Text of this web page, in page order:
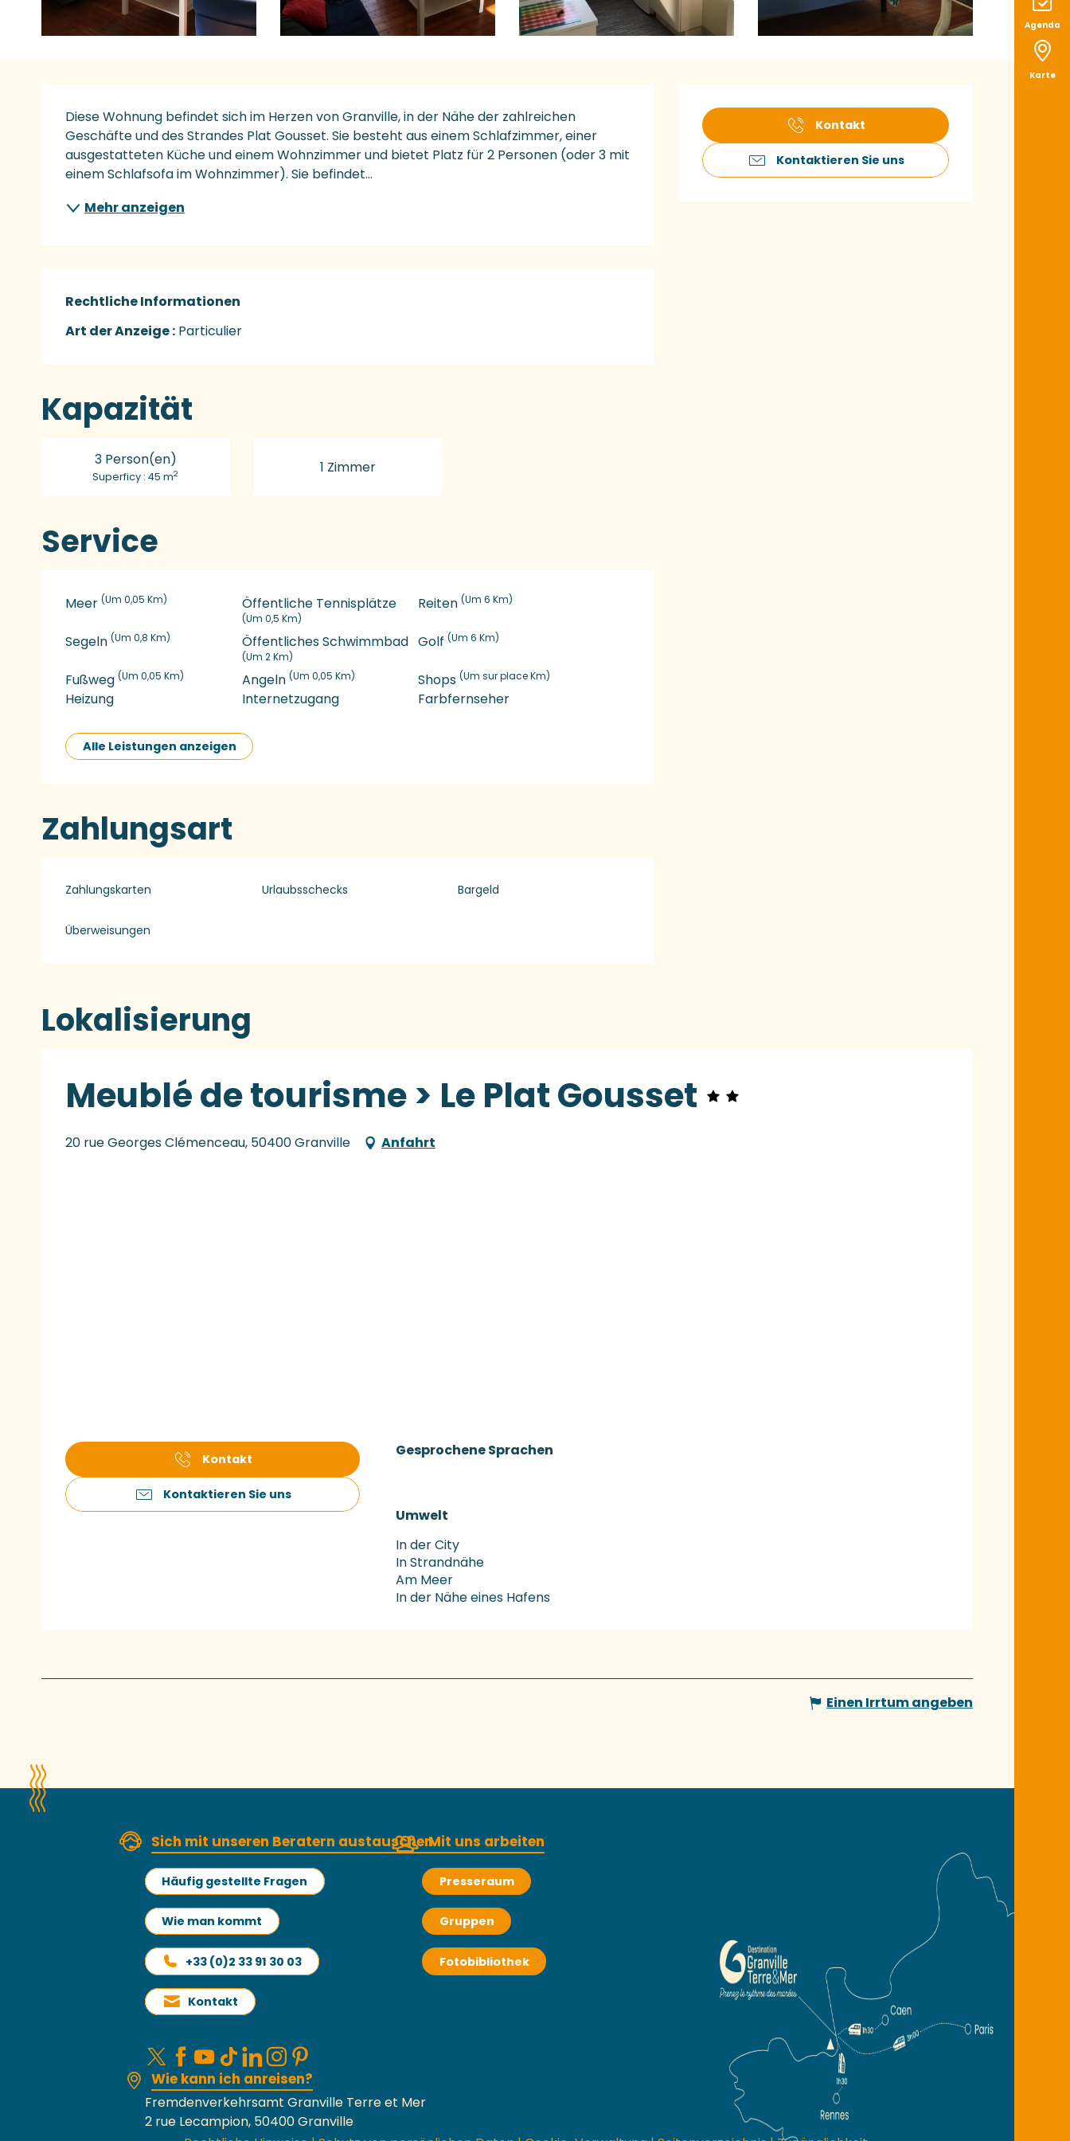
Agenda
Karte
Öffnungszeiten &
Kontakt
Kontaktieren Sie uns
Beschreibung
Diese Wohnung befindet sich im Herzen von Granville, in der Nähe der zahlreichen
Geschäfte und des Strandes Plat Gousset. Sie besteht aus einem Schlafzimmer, einer
ausgestatteten Küche und einem Wohnzimmer und bietet Platz für 2 Personen (oder 3 mit
einem Schlafsofa im Wohnzimmer). Sie befindet...
Mehr anzeigen
Rechtliche Informationen
Rechtliche Informationen
Art der Anzeige : Particulier
Kapazität
3 Person(en)
Superficy : 45 m2 1 Zimmer
Service
Meer(Um 0,05 Km) Öffentliche Tennisplätze
(Um 0,5 Km)
Reiten(Um 6 Km)
Segeln(Um 0,8 Km) Öffentliches Schwimmbad
(Um 2 Km)
Golf(Um 6 Km)
Fußweg(Um 0,05 Km) Angeln (Um 0,05 Km) Shops(Um sur place Km)
Heizung Internetzugang Farbfernseher
Alle Leistungen anzeigen
Zahlungsart
Zahlungskarten Urlaubsschecks Bargeld
Überweisungen
Lokalisierung
Meublé de tourisme > Le Plat Gousset
20 rue Georges Clémenceau, 50400 Granville Anfahrt
Kontakt
Kontaktieren Sie uns
Gesprochene Sprachen
Gesprochene Sprachen
Umwelt
Umwelt
In der City
In Strandnähe
Am Meer
In der Nähe eines Hafens
Einen Irrtum angeben
Sich mit unseren Beratern austauschen
Häufig gestellte Fragen
Wie man kommt
+33 (0)2 33 91 30 03
Kontakt
Mit uns arbeiten
Presseraum
Gruppen
Fotobibliothek
Wie kann ich anreisen?
Fremdenverkehrsamt Granville Terre et Mer
2 rue Lecampion, 50400 Granville